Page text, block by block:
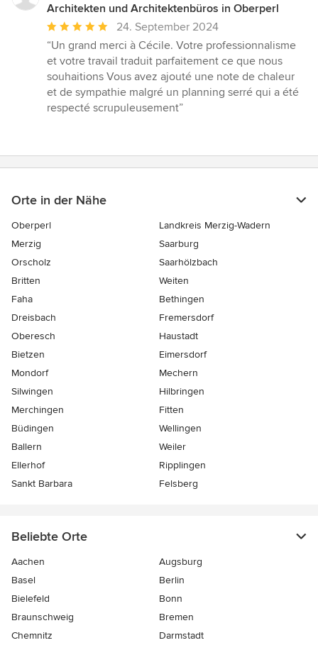
Architekten und Architektenbüros in Oberperl
Durchschnittliche
Bewertung:
5
von
5
Sternen
24. September 2024
“Un grand merci à Cécile. Votre professionnalisme
et votre travail traduit parfaitement ce que nous
souhaitions Vous avez ajouté une note de chaleur
et de sympathie malgré un planning serré qui a été
respecté scrupuleusement”
Orte in der Nähe
Oberperl
Landkreis Merzig-Wadern
Merzig
Saarburg
Orscholz
Saarhölzbach
Britten
Weiten
Faha
Bethingen
Dreisbach
Fremersdorf
Oberesch
Haustadt
Bietzen
Eimersdorf
Mondorf
Mechern
Silwingen
Hilbringen
Merchingen
Fitten
Büdingen
Wellingen
Ballern
Weiler
Ellerhof
Ripplingen
Sankt Barbara
Felsberg
Beliebte Orte
Aachen
Augsburg
Basel
Berlin
Bielefeld
Bonn
Braunschweig
Bremen
Chemnitz
Darmstadt